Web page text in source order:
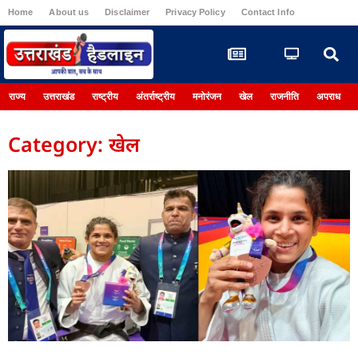
Home About us Disclaimer Privacy Policy Contact Info
राज्य उत्तराखंड राष्ट्रीय अंतर्राष्ट्रीय मनोरंजन खेल राजनीति अपराध
Category: खेल